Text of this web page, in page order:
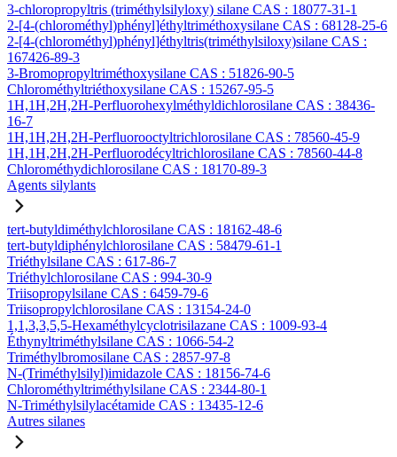
3-chloropropyltris (triméthylsilyloxy) silane CAS : 18077-31-1
2-[4-(chlorométhyl)phényl]éthyltriméthoxysilane CAS : 68128-25-6
2-[4-(chlorométhyl)phényl]éthyltris(triméthylsiloxy)silane CAS :
167426-89-3
3-Bromopropyltriméthoxysilane CAS : 51826-90-5
Chlorométhyltriéthoxysilane CAS : 15267-95-5
1H,1H,2H,2H-Perfluorohexylméthyldichlorosilane CAS : 38436-
16-7
1H,1H,2H,2H-Perfluorooctyltrichlorosilane CAS : 78560-45-9
1H,1H,2H,2H-Perfluorodécyltrichlorosilane CAS : 78560-44-8
Chlorométhydichlorosilane CAS : 18170-89-3
Agents silylants
tert-butyldiméthylchlorosilane CAS : 18162-48-6
tert-butyldiphénylchlorosilane CAS : 58479-61-1
Triéthylsilane CAS : 617-86-7
Triéthylchlorosilane CAS : 994-30-9
Triisopropylsilane CAS : 6459-79-6
Triisopropylchlorosilane CAS : 13154-24-0
1,1,3,3,5,5-Hexaméthylcyclotrisilazane CAS : 1009-93-4
Éthynyltriméthylsilane CAS : 1066-54-2
Triméthylbromosilane CAS : 2857-97-8
N-(Triméthylsilyl)imidazole CAS : 18156-74-6
Chlorométhyltriméthylsilane CAS : 2344-80-1
N-Triméthylsilylacétamide CAS : 13435-12-6
Autres silanes